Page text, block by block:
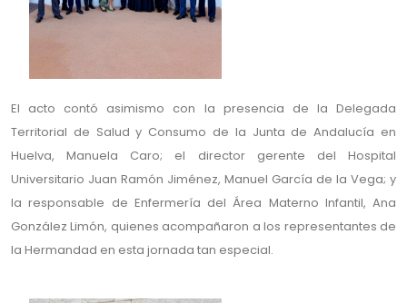
El acto contó asimismo con la presencia de la Delegada
Territorial de Salud y Consumo de la Junta de Andalucía en
Huelva, Manuela Caro; el director gerente del Hospital
Universitario Juan Ramón Jiménez, Manuel García de la Vega; y
la responsable de Enfermería del Área Materno Infantil, Ana
González Limón, quienes acompañaron a los representantes de
la Hermandad en esta jornada tan especial.